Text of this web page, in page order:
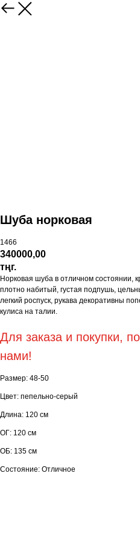
Шуба норковая
1466
340000,00
тңг.
Норковая шуба в отличном состоянии,
плотно набитый, густая подпушь,
легкий роспуск, рукава декоративны
кулиса на талии.
Для заказа и покупки,
нами!
Размер: 48-50
Цвет: пепельно-серый
Длина: 120 см
ОГ: 120 см
ОБ: 135 см
Состояние: Отличное